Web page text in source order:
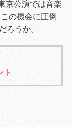
京公演では音楽
の機会に圧倒
ろうか。
ト